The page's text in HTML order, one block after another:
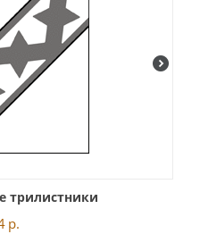
трилистники
р.